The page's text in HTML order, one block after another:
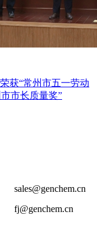
获“常州市五一劳动
市长质量奖”
fj@genchem.cn